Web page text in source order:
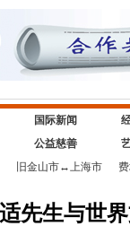
国际新闻
公益慈善
旧金山市↔上海市
先生与世